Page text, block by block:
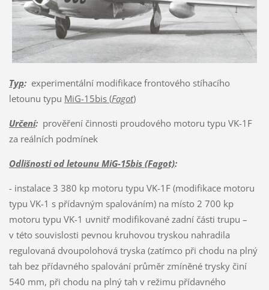
Typ:experimentální modifikace frontového stíhacího
letounu typu MiG-15bis (Fagot)
Určení:prověření činnosti proudového motoru typu VK-1F
za reálních podmínek
Odlišnosti od letounu MiG-15bis (Fagot):
- instalace 3 380 kp motoru typu VK-1F (modifikace motoru
typu VK-1 s přídavným spalováním) na místo 2 700 kp
motoru typu VK-1 uvnitř modifikované zadní části trupu –
v této souvislosti pevnou kruhovou tryskou nahradila
regulovaná dvoupolohová tryska (zatímco při chodu na plný
tah bez přídavného spalování průměr zmíněné trysky činí
540 mm, při chodu na plný tah v režimu přídavného